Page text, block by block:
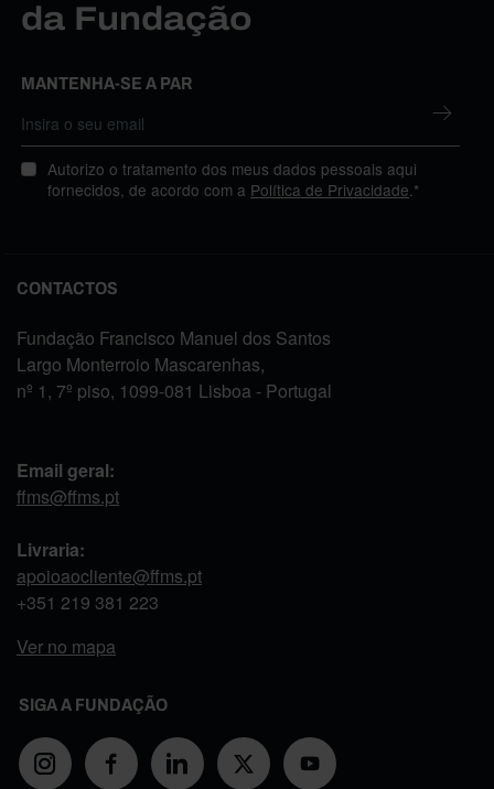
da Fundação
MANTENHA-SE A PAR
Autorizo o tratamento dos meus dados pessoais aqui
fornecidos, de acordo com a Política de Privacidade.*
CONTACTOS
Fundação Francisco Manuel dos Santos
Largo Monterroio Mascarenhas,
nº 1, 7º piso, 1099-081 Lisboa - Portugal
Email geral:
ffms@ffms.pt
Livraria:
apoioaocliente@ffms.pt
+351 219 381 223
Ver no mapa
SIGA A FUNDAÇÃO